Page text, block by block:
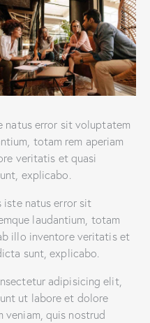
natus error sit voluptatem
totam rem aperiam
veritatis et quasi
explicabo.
iste natus error sit
laudantium, totam
illo inventore veritatis et
sunt, explicabo.
adipisicing elit,
ut labore et dolore
veniam, quis nostrud